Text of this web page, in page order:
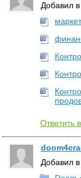
Добавил в
Ответить
Добавил в